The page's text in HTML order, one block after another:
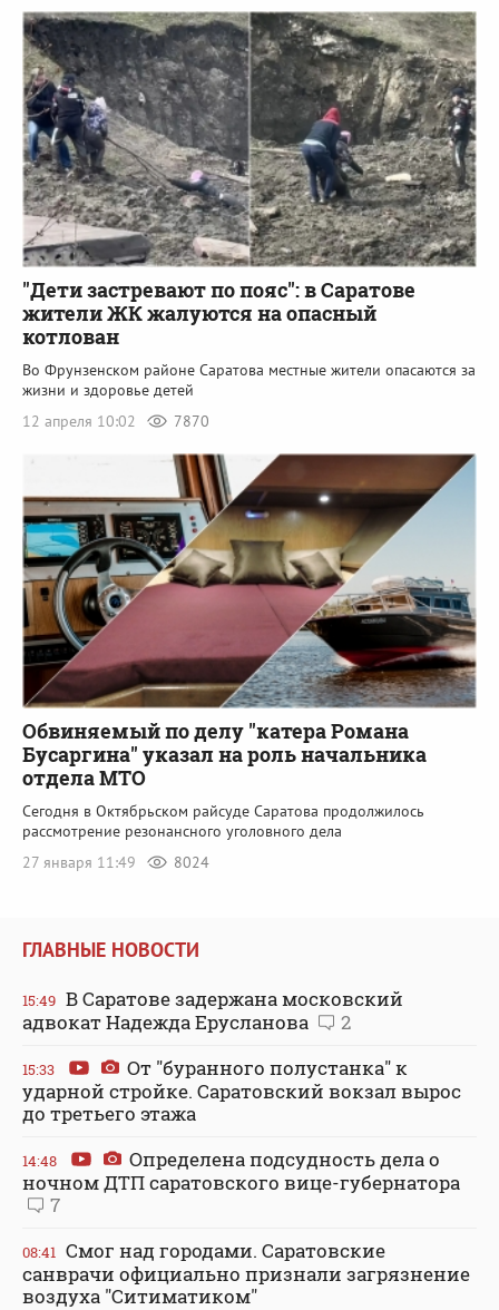
"Дети застревают по пояс": в Саратове
жители ЖК жалуются на опасный
котлован
Во Фрунзенском районе Саратова местные жители опасаются за
жизни и здоровье детей
12 апреля 10:02
7870
Обвиняемый по делу "катера Романа
Бусаргина" указал на роль начальника
отдела МТО
Сегодня в Октябрьском райсуде Саратова продолжилось
рассмотрение резонансного уголовного дела
27 января 11:49
8024
ГЛАВНЫЕ НОВОСТИ
15:49 В Саратове задержана московский
адвокат Надежда Ерусланова
2
15:33
От "буранного полустанка" к
ударной стройке. Саратовский вокзал вырос
до третьего этажа
14:48
Определена подсудность дела о
ночном ДТП саратовского вице-губернатора
7
08:41 Смог над городами. Саратовские
санврачи официально признали загрязнение
воздуха "Ситиматиком"